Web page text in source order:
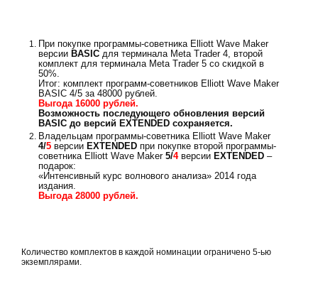
При покупке программы-советника Elliott Wave Maker
версии BASIC для терминала Meta Trader 4, второй
комплект для терминала Meta Trader 5 со скидкой в
50%.
Итог: комплект программ-советников Elliott Wave Maker
BASIC 4/5 за 48000 рублей.
Выгода 16000 рублей.
Возможность последующего обновления версий
BASIC до версий EXTENDED сохраняется.
Владельцам программы-советника Elliott Wave Maker
4/5 версии EXTENDED при покупке второй программы-
советника Elliott Wave Maker 5/4версии EXTENDED –
подарок:
«Интенсивный курс волнового анализа» 2014 года
издания.
Выгода 28000 рублей.
Количество комплектов в каждой номинации ограничено 5-ью
экземплярами.